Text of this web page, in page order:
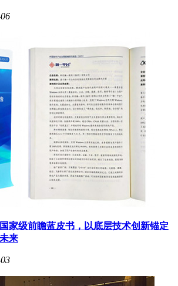
家级前瞻蓝皮书，以底层技术创新锚定
来